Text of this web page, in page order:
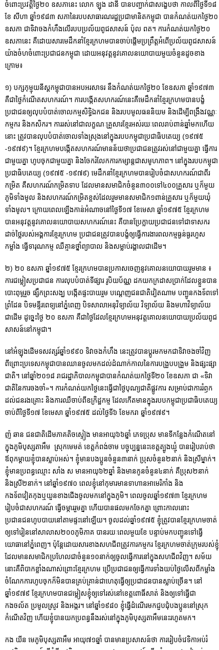
ចំពោះប្រវត្តិថ្ងៃ២០ ឧសភានេះ លោក ឡុង ដានី បានបញ្ជាក់ជាសង្ខេបថា កាលពីថ្ងៃទី១៨
ខែ សីហា ឆ្នាំ១៩៨៣ សភានៃរបបសាធារណរដ្ឋប្រជាមានិតកម្ពុជា បានកំណត់យកថ្ងៃ២០
ឧសភា ជាទិវាចងកំហឹងលើរបបប្រល័យពូជសាសន៍ ប៉ុល ពត។ ការកំណត់យកថ្ងៃ២០
ឧសភានេះ គឺដោយសារមេដឹកនាំខ្មែរក្រហមបានចាប់ផ្តើមប្រព្រឹត្តអំពើប្រល័យពូជសាសន៍
យ៉ាងចំហចំពោះប្រជាជនកម្ពុជា ដោយអនុវត្តនូវគោលនយោបាយមួយចំនួនដូចខាង
ក្រោម៖
១) បក្សកុម្មុយនីស្តកម្ពុជាបានអបអរសាទរ នឹងកំណត់យកថ្ងៃ២០ ខែឧសភា ឆ្នាំ១៩៧៣
គឺជាថ្ងៃកំណើតសហករណ៍។ ការបង្កើតសហករណ៍នេះគឺមេដឹកនាំខ្មែរក្រហមបានបង្ខំ
ប្រជាជនឲ្យលុបបំបាត់ចោលកម្មសិទ្ធិឯកជន និងរបបមូលធននិយម និងដើម្បីពង្រឹងវណ្ណៈ
កម្មករ និងកសិករ។ ការរស់នៅជាលក្ខណៈគ្រួសារខ្មែរអស់រយៈពេលរាប់ពាន់ឆ្នាំមកហើយ
នោះ ត្រូវបានលុបបំបាត់ចោលទាំង​ស្រុង​នៅក្នុងរបបកម្ពុជាប្រជាធិបតេយ្យ (១៩៧៥
-១៩៧៩)។ ខ្មែរក្រហមបង្កើតសហករណ៍មានន័យថាប្រជាជនត្រូវរស់នៅជាមួយគ្នា ធ្វើការ
ជាមួយគ្នា ហូបចុកជាមួយគ្នា និងចែករំលែកការកម្សាន្តជាសមូហភាព។ នៅក្នុងរបបកម្ពុជា
ប្រជាធិបតេយ្យ (១៩៧៥ -១៩៧៩) មេដឹកនាំខ្មែរក្រហមបានរៀបចំជាសហករណ៍ជាពីរ
កម្រិត គឺសហករណ៍កម្រិតទាប ដែលមានសមាជិកចំនួន៣០០ទៅ៤០០គ្រួសារ ឬក៏មួយ
ភូមិទាំងមូល និងសហករណ៍កម្រិតខ្ពស់ដែលរួមមានសមាជិក១ពាន់គ្រួសារ ឬក៏មួយឃុំ
ទាំងមូល។ ក្រោយពេលឡើងកាន់អំណាចនៅថ្ងៃទី១៧ ខែមេសា ឆ្នាំ១៩៧៥ ខ្មែរក្រហម
បានអនុវត្តនូវគោលនយោបាយសហករណ៍នេះ គឺបានប្រែក្លាយប្រជាជនទៅជាទាសករ
ដាច់ថ្លៃរបស់អង្គការខ្មែរក្រហម ប្រជាជនត្រូវបានបង្ខំឲ្យធ្វើការងារពលកម្មធ្ងន់ធ្ងរហួស
កម្លាំង ធ្វើទារុណកម្ម ឈឺគ្មានថ្នាំព្យាបាល និងសម្លាប់រង្គាលជាដើម។
២) ២០ ឧសភា ឆ្នាំ១៩៧៥ ខ្មែរក្រហមបានប្រកាសចេញនូវគោលនយោបាយរួមមាន ៖
ការជម្លៀសប្រជាជន ការលុបបំបាត់ទីផ្សារ រូបិយប័ណ្ណ ដកយកក្រដាសប្រាក់ដែលខ្លួនបាន
បោះពុម្ពរួច ផ្សឹកព្រះសង្ឃ បង្កើតផ្ទះបាយរួម បណ្តេញជនជាតិវៀតណាម បញ្ជូនកងទ័ពទៅ
ព្រំដែន បិទមន្ទីរពេទ្យនៅភ្នំពេញ បិទសាលាអនុវិទ្យាល័យ វិទ្យាល័យ និងមហាវិទ្យាល័យ
ជាដើម ដូច្នេះថ្ងៃ ២០ ឧសភា គឺជាថ្ងៃដែលខ្មែរក្រហមអនុវត្តគោលនយោបាយប្រល័យពូជ
សាសន៍នៅកម្ពុជា។
នៅអំឡុងដើមទសវត្សរ៍ឆ្នាំ១៩៩០ ទិវាចងកំហឹង នេះត្រូវបានប្តូរមកមកជាទិវាចងចាំវិញ
ពីព្រោះប្រទេសកម្ពុជាបានឈានចូលមកដល់ដំណាក់កាលនៃការបង្រួបបង្រួម និងផ្សះផ្សា
ជាតិ។ នៅឆ្នាំ២០១៨ រាជរដ្ឋាភិបាលកម្ពុជាបានកំណត់យកថ្ងៃទី២០ ខែឧសភា ជា «ទិវា
ជាតិនៃការចងចាំ»។ ការកំណត់យកថ្ងៃនេះធ្វើជាថ្ងៃបុណ្យជាតិផ្លូវការ សម្រាប់ជាការរំឭក
ដល់ជនរងគ្រោះ និងការឈឺចាប់ពីឧក្រិដ្ឋកម្ម ដែលកើតមានក្នុងរបបកម្ពុជាប្រជាធិបតេយ្យ
ចាប់ពីថ្ងៃទី១៧ ខែមេសា ឆ្នាំ១៩៧៥ ដល់ថ្ងៃទី៦ ខែមករា ឆ្នាំ១៩៧៩។
ញ៉ ឆាន ជនជាតិដើមភាគតិចស្ទៀង មានអាយុ៦៦ឆ្នាំ ភេទប្រុស មានទីកន្លែងកំណើតនៅ
ក្នុងភូមិបុស្សតាអឹម ស្រុកមេមត់ ខេត្តកំពង់ចាម បច្ចុប្បន្ននេះខេត្តត្បូងឃ្មុំ បានរៀបរាប់ថា
ឪពុកម្ដាយខ្ញុំបានស្លាប់អស់។ ខ្ញុំមានបងប្អូនចំនួន៣នាក់ ប្រុសចំនួន២នាក់ និងស្រីម្នាក់។
ខ្ញុំមានប្រពន្ធឈ្មោះ សាំង ស មានអាយុ៦២ឆ្នាំ និងមានកូនចំនួន៤នាក់ គឺប្រុស២នាក់
និងស្រី២នាក់។ នៅឆ្នាំ១៩៧០ ពេលខ្ញុំនៅកុមារមានទាហានអាមេរិកាំង និង
កងទ័ពវៀតកុងឬយួនខាងជើងចូលមកនៅក្នុងភូមិ។ ពេលចូលឆ្នាំ១៩៧៣ ខ្មែរក្រហម
រៀបចំជាសហករណ៍ ធ្វើចម្ការរួមគ្នា ហើយបានផលមកចែកគ្នា ព្រោះកាលនោះ
ប្រជានជនហូបបាយនៅតាមផ្ទះនៅឡើយ។ ចូលដល់ឆ្នាំ១៩៧៥ ខ្ញុំត្រូវបានខ្មែរក្រហមចាត់
ឲ្យទៅរៀននៅសាលាស២០០ភូមិភាគ បានរយៈពេលមួយខែ បន្ទាប់មកបញ្ជូនទៅធ្វើ
យោធានៅភ្នំពេញ។ ប៉ុន្តែដោយសារខាងសហជីពត្រូវការកម្មករ ខ្មែរក្រហមចាត់ក្រុមរបស់ខ្ញុំ
ដែលមានសមាជិកប្រហែលជាចំនួន១០នាក់ឲ្យចូលធ្វើការនៅក្នុងសហជីពវិញ។ សម័យ
នោះគឺពិបាកខ្លាំងណាស់ព្រោះខ្មែរក្រហម ប្រើប្រជាជនឲ្យធ្វើការទាំងយប់ថ្ងៃលើសពីកម្លាំង
ចំណែកការហូបចុកក៏មិនបានគ្រប់គ្រាន់ជាហេតុធ្វើឲ្យប្រជាជនបានស្លាប់ច្រើន។ នៅ
ឆ្នាំ១៩៧៩ ខ្មែរក្រហមបានជម្លៀសខ្ញុំឲ្យទៅរស់នៅខេត្តពោធិ៍សាត់ និងឲ្យទៅធ្វើជា
កងចល័ត ប្រមូលស្រូវ និងអង្ករ។ នៅឆ្នាំ១៩៨០ ខ្ញុំធ្វើដំណើរមកជួបជុំបងប្អូននៅស្រុក
កំណើតវិញ ហើយខ្ញុំបានយកប្រពន្ធនឹងរស់នៅក្នុងភូមិបុស្សតាអឹមនេះរហូតមក។
កង យីន មេភូមិបុស្សតាអឹម អាយុ៧១ឆ្នាំ បានមានប្រសាសន៍ថា ការរៀបចំវេទិកាអប់រំ